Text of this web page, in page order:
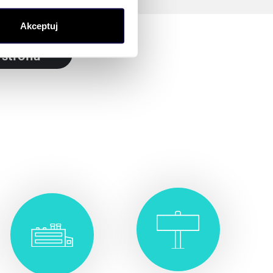
preferencje w
Akceptuj